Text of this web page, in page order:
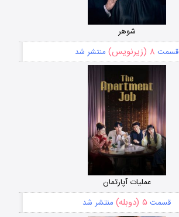
شوهر
قسمت ۸ (زیرنویس) منتشر شد
عملیات آپارتمان
قسمت ۵ (دوبله) منتشر شد